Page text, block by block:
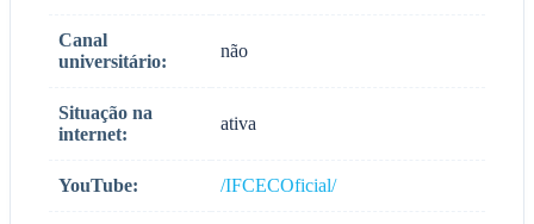
Canal
universitário:
não
Situação na
internet:
ativa
YouTube: /IFCECOficial/